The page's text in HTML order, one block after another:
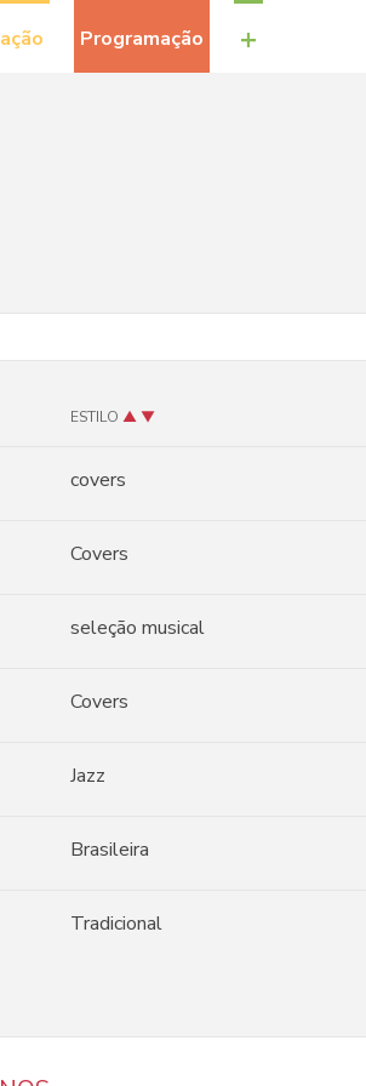
Programação +
ESTILO ▲▼
covers
Covers
seleção musical
Covers
Jazz
Brasileira
Tradicional